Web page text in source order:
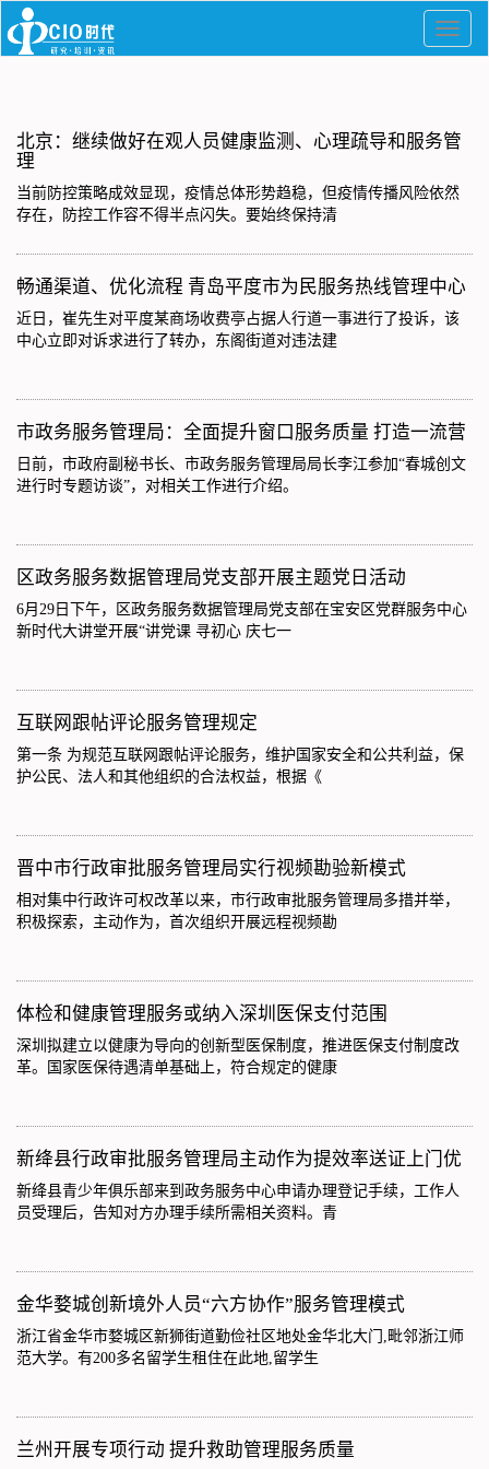
北京：继续做好在观人员健康监测、心理疏导和服务管
理
当前防控策略成效显现，疫情总体形势趋稳，但疫情传播风险依然
存在，防控工作容不得半点闪失。要始终保持清
畅通渠道、优化流程 青岛平度市为民服务热线管理中心
近日，崔先生对平度某商场收费亭占据人行道一事进行了投诉，该
中心立即对诉求进行了转办，东阁街道对违法建
市政务服务管理局：全面提升窗口服务质量 打造一流营
日前，市政府副秘书长、市政务服务管理局局长李江参加“春城创文
进行时专题访谈”，对相关工作进行介绍。
区政务服务数据管理局党支部开展主题党日活动
6月29日下午，区政务服务数据管理局党支部在宝安区党群服务中心
新时代大讲堂开展“讲党课 寻初心 庆七一
互联网跟帖评论服务管理规定
第一条 为规范互联网跟帖评论服务，维护国家安全和公共利益，保
护公民、法人和其他组织的合法权益，根据《
晋中市行政审批服务管理局实行视频勘验新模式
相对集中行政许可权改革以来，市行政审批服务管理局多措并举，
积极探索，主动作为，首次组织开展远程视频勘
体检和健康管理服务或纳入深圳医保支付范围
深圳拟建立以健康为导向的创新型医保制度，推进医保支付制度改
革。国家医保待遇清单基础上，符合规定的健康
​新绛县行政审批服务管理局主动作为提效率送证上门优
新绛县青少年俱乐部来到政务服务中心申请办理登记手续，工作人
员受理后，告知对方办理手续所需相关资料。青
金华婺城创新境外人员“六方协作”服务管理模式
浙江省金华市婺城区新狮街道勤俭社区地处金华北大门,毗邻浙江师
范大学。有200多名留学生租住在此地,留学生
兰州开展专项行动 提升救助管理服务质量